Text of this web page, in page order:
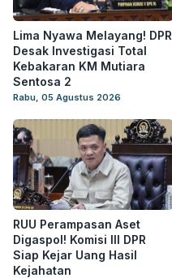
Lima Nyawa Melayang! DPR
Desak Investigasi Total
Kebakaran KM Mutiara
Sentosa 2
Rabu, 05 Agustus 2026
RUU Perampasan Aset
Digaspol! Komisi III DPR
Siap Kejar Uang Hasil
Kejahatan